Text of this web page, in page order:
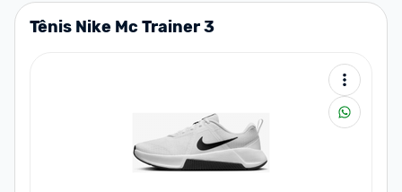
Tênis Nike Mc Trainer 3